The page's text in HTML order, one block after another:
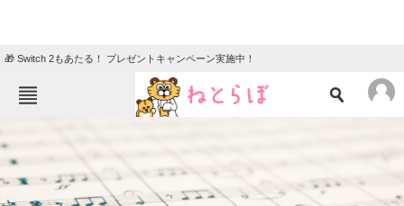
🎁 Switch 2もあたる！ プレゼントキャンペーン実施中！
エンタメ